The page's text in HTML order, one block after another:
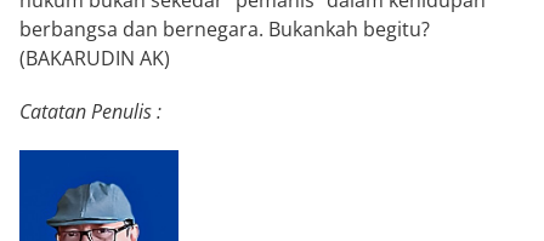
berbangsa dan bernegara. Bukankah begitu?
(BAKARUDIN AK)
Catatan Penulis :